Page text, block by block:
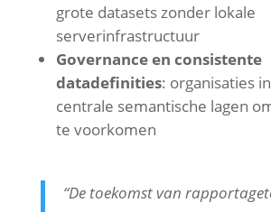
grote datasets zonder lokale
serverinfrastructuur
Governance en consistente
datadefinities: organisaties
centrale semantische lagen
te voorkomen
“De toekomst van